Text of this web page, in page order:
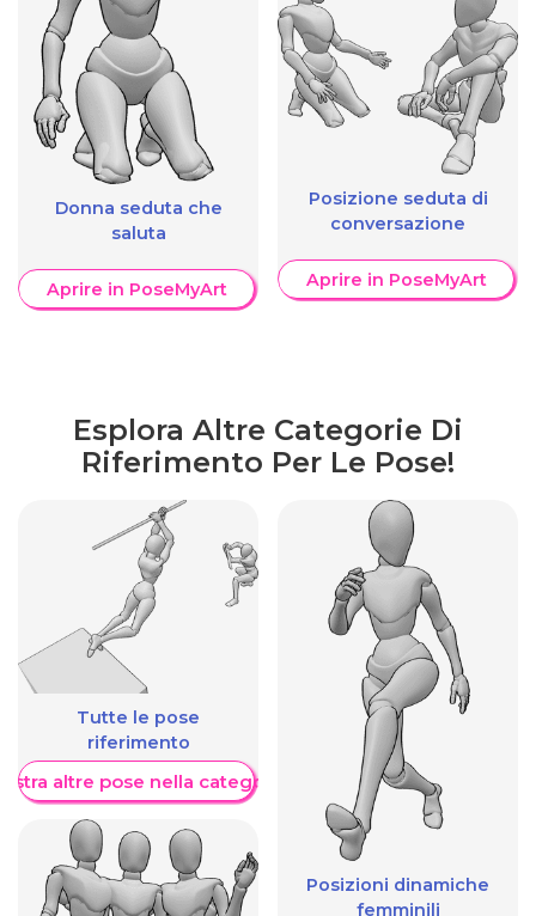
Donna seduta che
saluta
Aprire in PoseMyArt
Posizione seduta di
conversazione
Aprire in PoseMyArt
Esplora Altre Categorie Di
Riferimento Per Le Pose!
Tutte le pose
riferimento
altre pose nella categoria
Posizioni dinamiche
femminili